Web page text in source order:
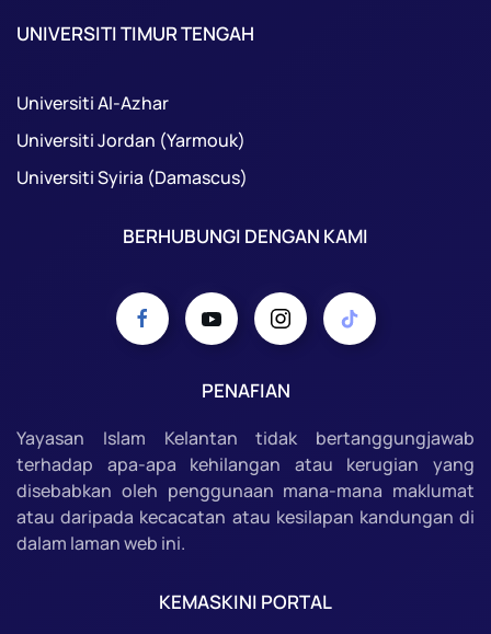
UNIVERSITI TIMUR TENGAH
Universiti Al-Azhar
Universiti Jordan (Yarmouk)
Universiti Syiria (Damascus)
BERHUBUNGI DENGAN KAMI
PENAFIAN
Yayasan Islam Kelantan tidak bertanggungjawab
terhadap apa-apa kehilangan atau kerugian yang
disebabkan oleh penggunaan mana-mana maklumat
atau daripada kecacatan atau kesilapan kandungan di
dalam laman web ini.
KEMASKINI PORTAL